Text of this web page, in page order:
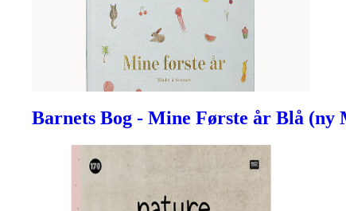
Barnets Bog - Mine Første år Blå (ny